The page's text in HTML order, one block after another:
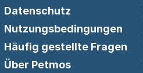
Datenschutz
Nutzungsbedingungen
Häufig gestellte Fragen
Über Petmos